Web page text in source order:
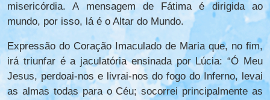
misericórdia. A mensagem de Fátima é dirigida ao
mundo, por isso, lá é o Altar do Mundo.
Expressão do Coração Imaculado de Maria que, no fim,
irá triunfar é a jaculatória ensinada por Lúcia: “Ó Meu
Jesus, perdoai-nos e livrai-nos do fogo do Inferno, levai
as almas todas para o Céu; socorrei principalmente as